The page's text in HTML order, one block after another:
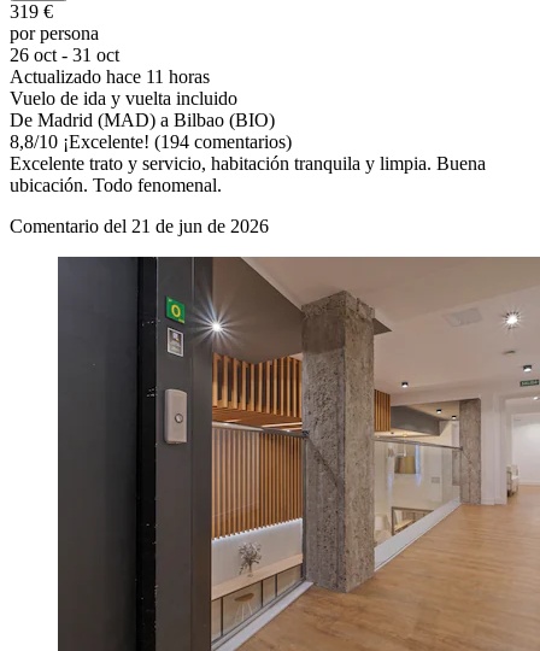
319 €
por persona
26 oct - 31 oct
Actualizado hace 11 horas
Vuelo de ida y vuelta incluido
De Madrid (MAD) a Bilbao (BIO)
8,8/10 ¡Excelente! (194 comentarios)
Excelente trato y servicio, habitación tranquila y limpia. Buena
ubicación. Todo fenomenal.
Comentario del 21 de jun de 2026